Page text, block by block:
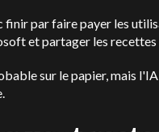
par faire payer les
et partager les recettes
sur le papier, mais